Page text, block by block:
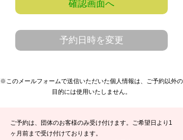
確認画面へ
予約日時を変更
※このメールフォームで送信いただいた個人情報は、ご予約以外の
目的には使用いたしません。
ご予約は、団体のお客様のみ受け付けます。ご希望日より1
ヶ月前まで受け付けております。